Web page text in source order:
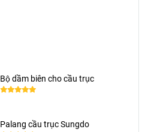
Bộ dầm biên cho cầu trục